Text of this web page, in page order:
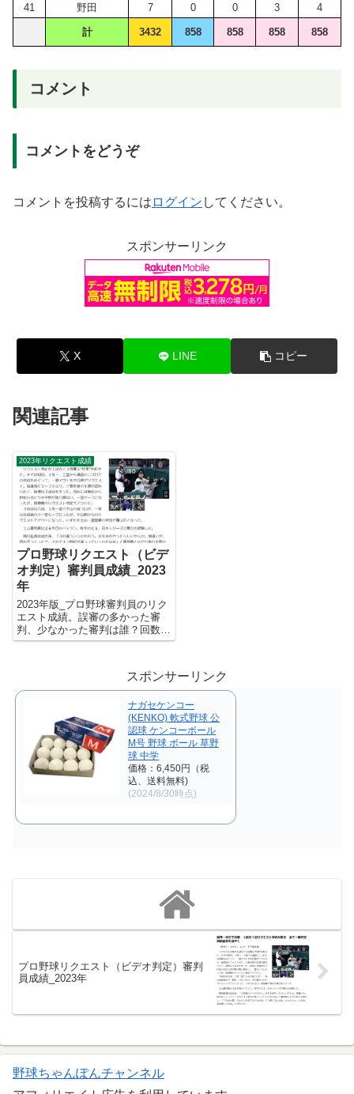
41
野田 7 0 0 3 4
計 3432 858 858 858 858
コメント
コメントをどうぞ
コメントを投稿するには ログイン してください。
スポンサーリンク
X LINE コピー
関連記事
2023年リクエスト成績
プロ野球リクエスト（ビデ
オ判定）審判員成績_2023
年
2023年版_プロ野球審判員のリク
エスト成績。誤審の多かった審
判、少なかった審判は誰？回数、
誤審率、成功率は？ プロ野球審
した。厳しい表現となりますが、
『判定が覆る＝誤審だった』とい
うことになります。なお、集計...
スポンサーリンク
ナガセケンコー
(KENKO) 軟式野球 公
認球 ケンコーボール
M号 野球 ボール 草野
球 中学
価格：6,450円（税
込、送料無料)
(2024/8/30時点)
プロ野球リクエスト（ビデオ判定）審判
員成績_2023年
野球ちゃんぽんチャンネル